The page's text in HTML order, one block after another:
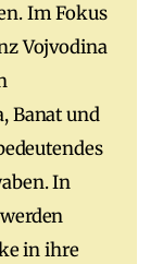
Im Fokus
Vojvodina
Banat und
In
in ihre